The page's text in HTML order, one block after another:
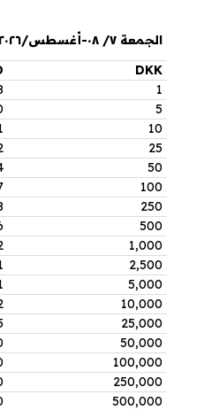
الجمعة ٧/ ٠٨-أغسطس/٢٠٢٦ - تم التحديث منذ 26 دقيقة و 20 ثانية
DKK
1
5
10
25
50
100
250
500
1,000
2,500
5,000
10,000
25,000
50,000
100,000
250,000
500,000